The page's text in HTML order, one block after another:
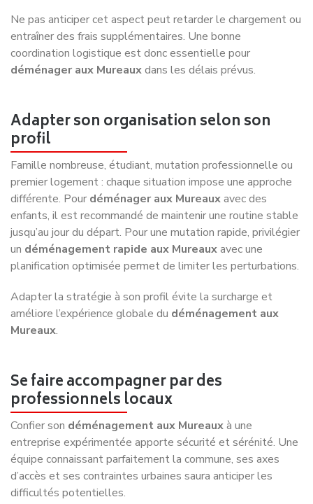
Ne pas anticiper cet aspect peut retarder le chargement ou
entraîner des frais supplémentaires. Une bonne
coordination logistique est donc essentielle pour
déménager aux Mureauxdans les délais prévus.
Adapter son organisation selon son
profil
Famille nombreuse, étudiant, mutation professionnelle ou
premier logement : chaque situation impose une approche
différente. Pour déménager aux Mureauxavec des
enfants, il est recommandé de maintenir une routine stable
jusqu’au jour du départ. Pour une mutation rapide, privilégier
un déménagement rapide aux Mureauxavec une
planification optimisée permet de limiter les perturbations.
Adapter la stratégie à son profil évite la surcharge et
améliore l’expérience globale du déménagement aux
Mureaux.
Se faire accompagner par des
professionnels locaux
Confier son déménagement aux Mureauxà une
entreprise expérimentée apporte sécurité et sérénité. Une
équipe connaissant parfaitement la commune, ses axes
d’accès et ses contraintes urbaines saura anticiper les
difficultés potentielles.